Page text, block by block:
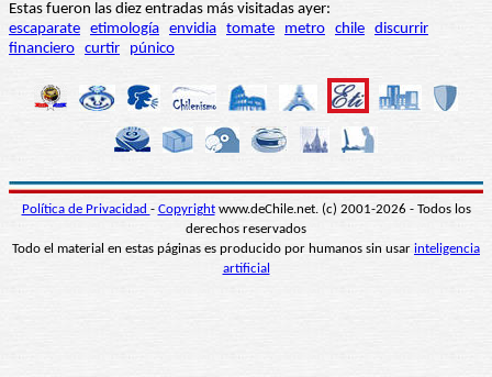
Estas fueron las diez entradas más visitadas ayer:
escaparate etimología envidia tomate metro chile discurrir
financiero curtir púnico
Política de Privacidad - Copyrightwww.deChile.net. (c) 2001-2026 - Todos los
derechos reservados
Todo el material en estas páginas es producido por humanos sin usar inteligencia
artificial